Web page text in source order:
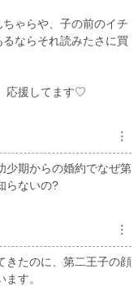
ゃらや、子の前のイチ
ならそれ読みたさに買
応援してます♡
︙
少期からの婚約でなぜ第
らないの?
︙
きたのに、第二王子の顔
す。